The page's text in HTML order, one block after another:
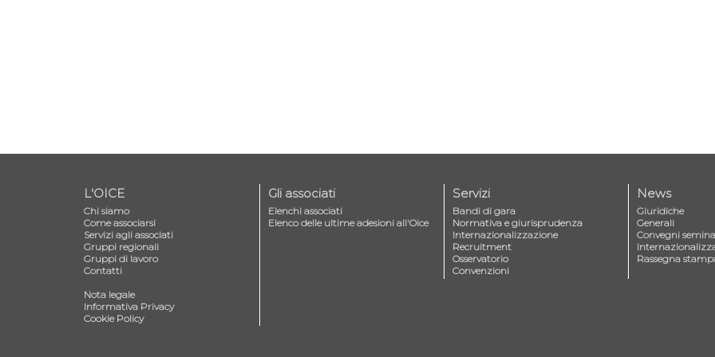
L'OICE
Chi siamo
Come associarsi
Servizi agli associati
Gruppi regionali
Gruppi di lavoro
Contatti
Nota legale
Informativa Privacy
Cookie Policy
Gli associati
Elenchi associati
Elenco delle ultime adesioni all'Oice
Servizi
Bandi di gara
Normativa e giurisprudenza
Internazionalizzazione
Recruitment
Osservatorio
Convenzioni
News
Giuridiche
Generali
Convegni
Rassegna